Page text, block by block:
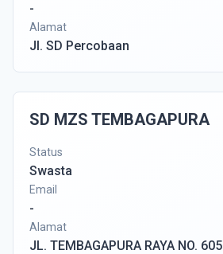
-
Alamat
Jl. SD Percobaan
SD MZS TEMBAGAPURA
Status
Swasta
Email
-
Alamat
JL. TEMBAGAPURA RAYA NO. 605